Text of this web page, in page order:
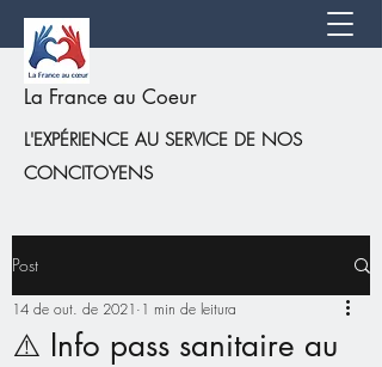
La France au Coeur
L'EXPÉRIENCE AU SERVICE DE NOS
CONCITOYENS
Post
⚠️ Info pass sanitaire au
14 de out. de 2021 1 min de leitura